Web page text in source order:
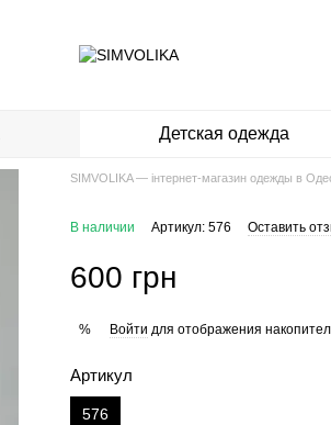
Детская одежда
SIMVOLIKA — інтернет-магазин одежды в
В наличии Артикул: 576 Оставить
600 грн
% Войти для отображения
Артикул
576